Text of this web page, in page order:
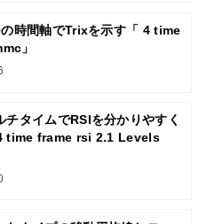
時間軸でTrixを示す「 4 time
」
チタイムでRSIを分かりやすく
time frame rsi 2.1 Levels